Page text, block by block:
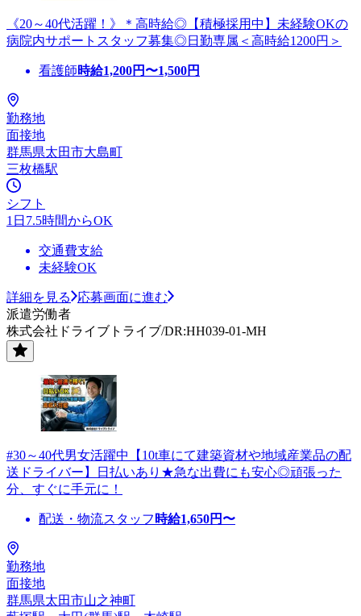
《20～40代活躍！》＊高時給◎【積極採用中】未経験OKの
病院内サポートスタッフ募集◎日勤専属＜高時給1200円＞
看護師時給1,200円〜1,500円
勤務地
面接地
群馬県太田市大島町
三枚橋駅
シフト
1日7.5時間からOK
交通費支給
未経験OK
詳細を見る
応募画面に進む
派遣労働者
株式会社ドライブトライブ/DR:HH039-01-MH
#30～40代男女活躍中【10t車にて建築資材や地域産業品の配
送ドライバー】日払いあり★急な出費にも安心◎頑張った
分、すぐに手元に！
配送・物流スタッフ 時給1,650円〜
勤務地
面接地
群馬県太田市山之神町